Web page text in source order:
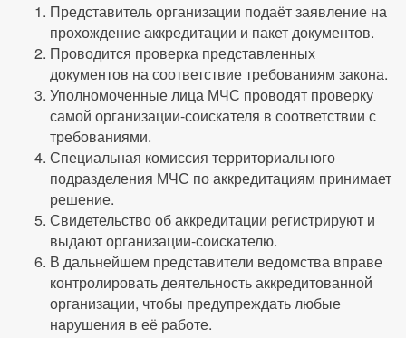
Представитель организации подаёт заявление на
прохождение аккредитации и пакет документов.
Проводится проверка представленных
документов на соответствие требованиям закона.
Уполномоченные лица МЧС проводят проверку
самой организации-соискателя в соответствии с
требованиями.
Специальная комиссия территориального
подразделения МЧС по аккредитациям принимает
решение.
Свидетельство об аккредитации регистрируют и
выдают организации-соискателю.
В дальнейшем представители ведомства вправе
контролировать деятельность аккредитованной
организации, чтобы предупреждать любые
нарушения в её работе.